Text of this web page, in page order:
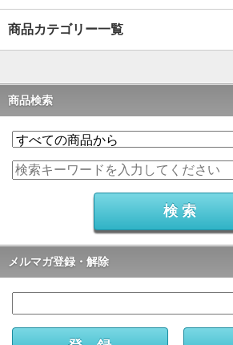
商品カテゴリー一覧
商品検索
メルマガ登録・解除